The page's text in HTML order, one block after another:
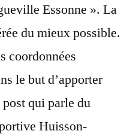
Essonne ». La
du mieux possible.
coordonnées
le but d’apporter
qui parle du
Huisson-